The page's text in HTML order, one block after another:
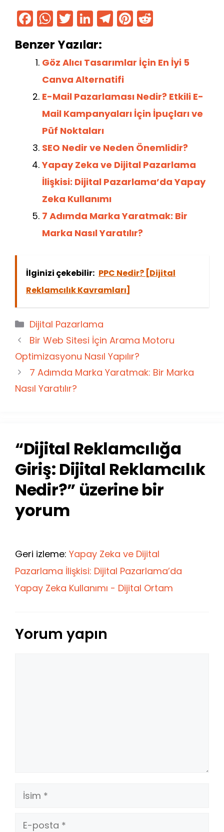
F
a
c
e
b
o
o
W
h
a
ts
A
p
p
T
w
itt
er
Li
n
k
e
dI
n
T
el
gr
a
m
Pi
nt
e di
Benzer Yazılar:
Göz Alıcı Tasarımlar İçin En İyi 5
Canva Alternatifi
E-Mail Pazarlaması Nedir? Etkili E-
Mail Kampanyaları İçin İpuçları ve
Püf Noktaları
SEO Nedir ve Neden Önemlidir?
Yapay Zeka ve Dijital Pazarlama
İlişkisi: Dijital Pazarlama’da Yapay
Zeka Kullanımı
7 Adımda Marka Yaratmak: Bir
Marka Nasıl Yaratılır?
İlginizi çekebilir: PPC Nedir? [Dijital
Reklamcılık Kavramları]
Kategoriler
Dijital Pazarlama
Bir Web Sitesi İçin Arama Motoru
Optimizasyonu Nasıl Yapılır?
7 Adımda Marka Yaratmak: Bir Marka
Nasıl Yaratılır?
“Dijital Reklamcılığa
Giriş: Dijital Reklamcılık
Nedir?” üzerine bir
yorum
Geri izleme: Yapay Zeka ve Dijital
Pazarlama İlişkisi: Dijital Pazarlama’da
Yapay Zeka Kullanımı - Dijital Ortam
Yorum yapın
İsim
E-